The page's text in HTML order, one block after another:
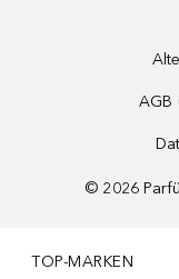
AGB
© 2026
TOP-MARKEN